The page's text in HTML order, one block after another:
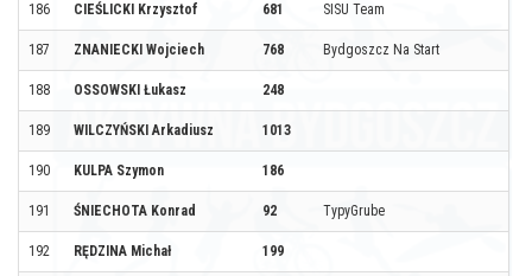
186 CIEŚLICKI Krzysztof 681 SISU Team
187 ZNANIECKI Wojciech 768 Bydgoszcz Na Start
188 OSSOWSKI Łukasz 248
189 WILCZYŃSKI Arkadiusz 1013
190 KULPA Szymon 186
191 ŚNIECHOTA Konrad 92 TypyGrube
192 RĘDZINA Michał 199